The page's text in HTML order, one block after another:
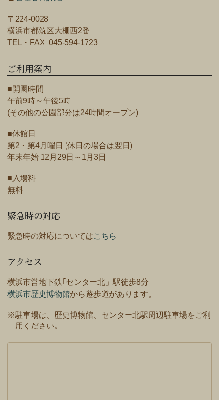
〒224-0028
横浜市都筑区大棚西2番
TEL・FAX 045-594-1723
ご利用案内
■開園時間
午前9時～午後5時
(その他の公園部分は24時間オープン)
■休館日
第2・第4月曜日 (休日の場合は翌日)
年末年始 12月29日～1月3日
■入場料
無料
緊急時の対応
緊急時の対応についてはこちら
アクセス
横浜市営地下鉄｢センター北」駅徒歩8分
横浜市歴史博物館から遊歩道があります。
※駐車場は、歴史博物館、センター北駅周辺駐車場をご利
用ください。